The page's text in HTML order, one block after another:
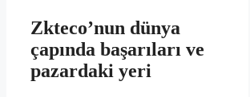
Zkteco’nun dünya
çapında başarıları ve
pazardaki yeri